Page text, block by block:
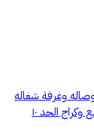
عباره عن درج داخلي بالدور العلوي ٤ غرف نوم ماستر بحماماتها وصاله وغرفة شغاله
بحمامها وبالدور الارضي مجالس ومطبخ وصالة طعام يوجد مصعد الدور الثالث ٣ غرف نوم ودورتين مياه ويوجد غرفة سائق مع دورة مياه تصميم رااقي جدا بها حديقة وبلكونات تطل على الحديقه حوش واسع وكراج الحد ١٠